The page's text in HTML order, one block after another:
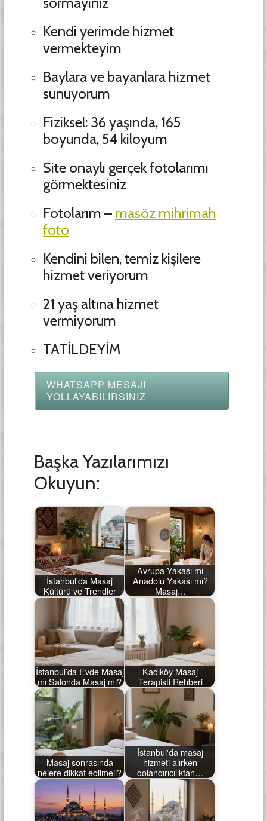
Kendi yerimde hizmet
vermekteyim
Baylara ve bayanlara hizmet
sunuyorum
Fiziksel: 36 yaşında, 165
boyunda, 54 kiloyum
Site onaylı gerçek fotolarımı
görmektesiniz
Fotolarım – masöz mihrimah
foto
Kendini bilen, temiz kişilere
hizmet veriyorum
21 yaş altına hizmet
vermiyorum
TATİLDEYİM
WHATSAPP MESAJI
YOLLAYABILIRSINIZ
Başka Yazılarımızı
Okuyun:
İstanbul’da Masaj
Kültürü ve Trendler
Avrupa Yakası mı
Anadolu Yakası mı?
Masaj…
İstanbul’da Evde Masaj
mı Salonda Masaj mı?
Kadıköy Masaj
Terapisti Rehberi
Masaj sonrasında
nelere dikkat edilmeli?
İstanbul'da masaj
hizmeti alırken
dolandırıcılıktan…